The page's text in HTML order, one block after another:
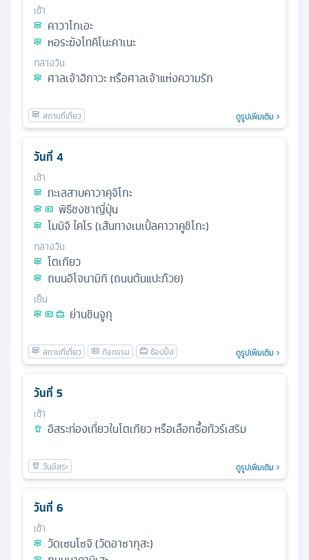
เช้า
คาวาโกเอะ
หอระฆังโทคิโนะคาเนะ
กลางวัน
ศาลเจ้าฮิกาวะ หรือศาลเจ้าแห่งความรัก
ดูรูปเพิ่มเติม
วันที่ 4
เช้า
ทะเลสาบคาวาคุจิโกะ
พิธีชงชาญี่ปุ่น
โมมิจิ ไคโร (เส้นทางเมเปิ้ลคาวาคูชิโกะ)
กลางวัน
โตเกียว
ถนนอิโจนามิกิ (ถนนต้นแปะก๊วย)
เย็น
ย่านชินจูกุ
ดูรูปเพิ่มเติม
วันที่ 5
เช้า
อิสระท่องเที่ยวในโตเกียว หรือเลือกซื้อทัวร์เสริม
ดูรูปเพิ่มเติม
วันที่ 6
เช้า
วัดเซนโซจิ (วัดอาซากุสะ)